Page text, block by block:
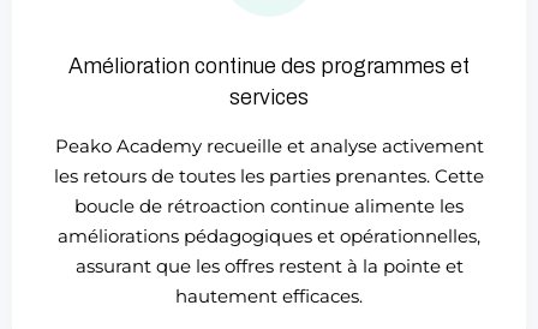
Amélioration continue des programmes et
services
Peako Academy recueille et analyse activement
les retours de toutes les parties prenantes. Cette
boucle de rétroaction continue alimente les
améliorations pédagogiques et opérationnelles,
assurant que les offres restent à la pointe et
hautement efficaces.